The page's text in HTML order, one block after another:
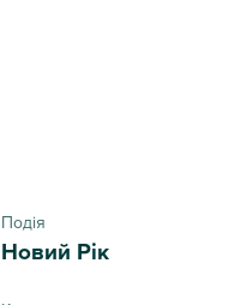
Подія
Новий Рік